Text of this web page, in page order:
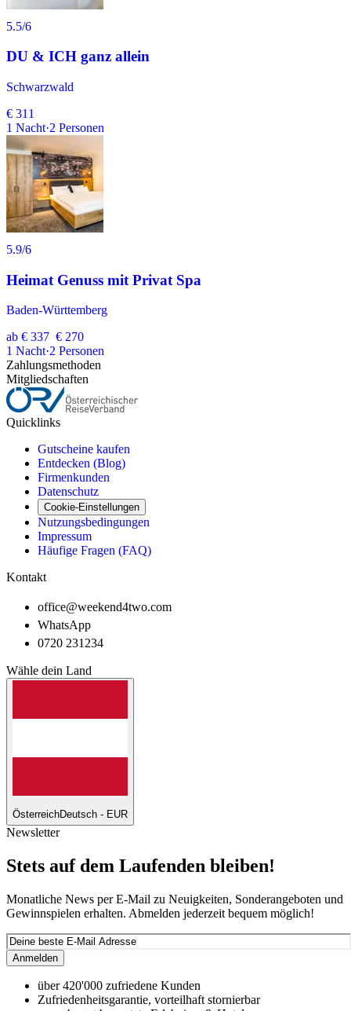
5.5/6
DU & ICH ganz allein
Schwarzwald
€ 311
1 Nacht·2 Personen
5.9/6
Heimat Genuss mit Privat Spa
Baden-Württemberg
ab € 337 € 270
1 Nacht·2 Personen
Zahlungsmethoden
Mitgliedschaften
Quicklinks
Gutscheine kaufen
Entdecken (Blog)
Firmenkunden
Datenschutz
Cookie-Einstellungen
Nutzungsbedingungen
Impressum
Häufige Fragen (FAQ)
Kontakt
office@weekend4two.com
WhatsApp
0720 231234
Wähle dein Land
ÖsterreichDeutsch - EUR
Newsletter
Stets auf dem Laufenden bleiben!
Monatliche News per E-Mail zu Neuigkeiten, Sonderangeboten und
Gewinnspielen erhalten. Abmelden jederzeit bequem möglich!
Anmelden
über 420'000 zufriedene Kunden
Zufriedenheitsgarantie, vorteilhaft stornierbar